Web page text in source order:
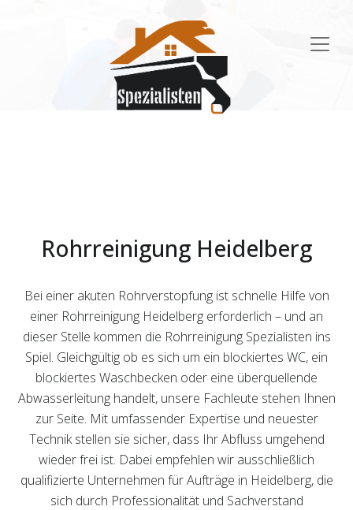
Rohrreinigung Heidelberg
Bei einer akuten Rohrverstopfung ist schnelle Hilfe von
einer Rohrreinigung Heidelberg erforderlich – und an
dieser Stelle kommen die Rohrreinigung Spezialisten ins
Spiel. Gleichgültig ob es sich um ein blockiertes WC, ein
blockiertes Waschbecken oder eine überquellende
Abwasserleitung handelt, unsere Fachleute stehen Ihnen
zur Seite. Mit umfassender Expertise und neuester
Technik stellen sie sicher, dass Ihr Abfluss umgehend
wieder frei ist. Dabei empfehlen wir ausschließlich
qualifizierte Unternehmen für Aufträge in Heidelberg, die
sich durch Professionalität und Sachverstand